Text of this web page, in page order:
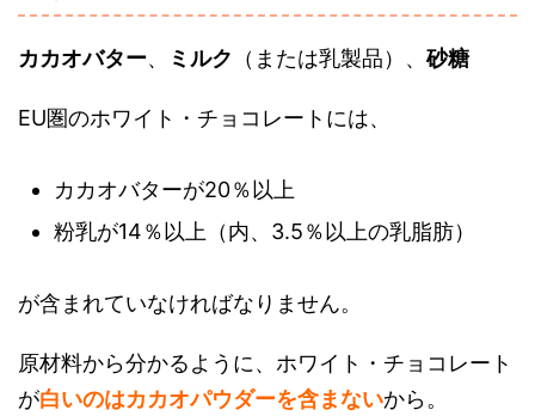
カカオバター、 ミルク （または乳製品）、砂糖
EU圏のホワイト・チョコレートには、
カカオバターが20％以上
粉乳が14％以上（内、3.5％以上の乳脂肪）
が含まれていなければなりません。
原材料から分かるように、ホワイト・チョコレート
が白いのはカカオパウダーを含まないから。